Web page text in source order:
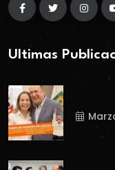
Ultimas